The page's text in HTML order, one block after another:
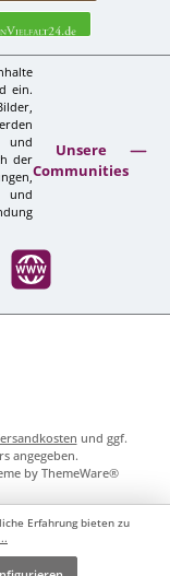
ein.
und
der
und
Unsere
Communities
Website
und ggf.
angegeben.
by ThemeWare®
Erfahrung bieten zu